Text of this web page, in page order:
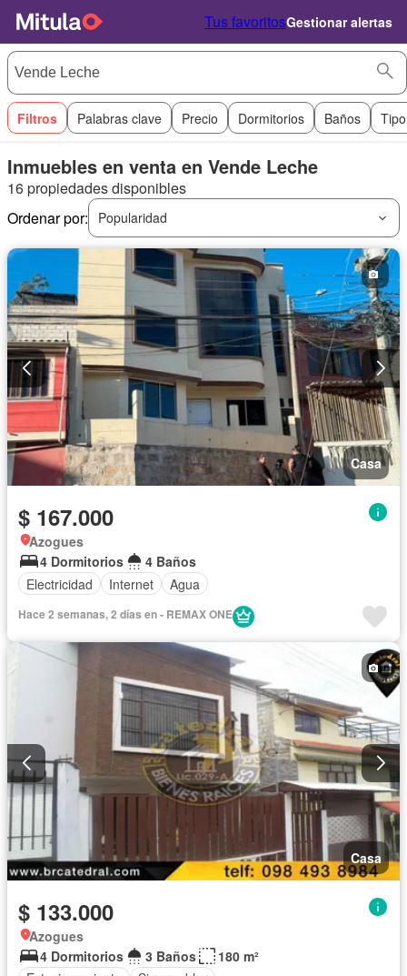
Tus favoritosGestionar alertas
Filtros Palabras clave Precio Dormitorios Baños
Inmuebles en venta en Vende Leche
16 propiedades disponibles
Ordenar por:
Popularidad
Casa
$ 167.000
Azogues
4 Dormitorios
4 Baños
Electricidad
Internet Agua
Hace 2 semanas, 2 días en - REMAX ONE
Casa
$ 133.000
Azogues
4 Dormitorios
3 Baños
180 m²